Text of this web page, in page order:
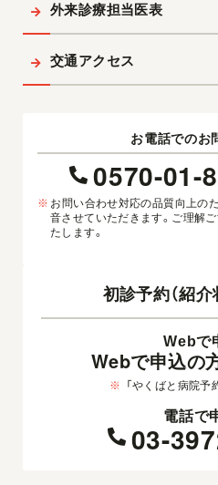
外来診療担当医表
交通アクセス
お電話でのお
0570-01-
※ お問い合わせ対応の品質向上の
音させていただきます。ご理解
たします。
初診予約（紹介
Webで
Webで申込の
※ 「やくばと病院予
電話で
03-